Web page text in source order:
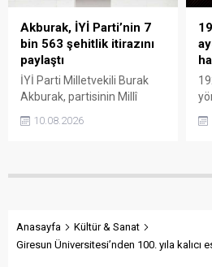
Akburak, İYİ Parti’nin 7
bin 563 şehitlik itirazını
paylaştı
İYİ Parti Milletvekili Burak
Akburak, partisinin Millî
Bütünleşmenin
hazırladığı muhalefet
şehit edilen 7 bin 563 kişinin
adının tek tek TBMM
10.08.2026
Anasayfa
Kültür & Sanat
Giresun Üniversitesi’nden 100. yıla kalıcı